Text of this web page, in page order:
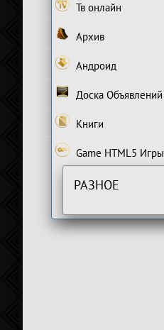
Тв онлайн
Архив
Андроид
Доска Объявлений
Книги
Game HTML5 Игры
РАЗНОЕ